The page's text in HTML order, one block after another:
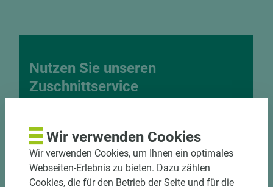
Nutzen Sie unseren
Zuschnittservice
Hohe und präzise Leistung durch
halbautomatische Beschickung
Einzelteiletikettierung auf Wunsch möglich
Materialschonende und kundengerechte
Wir verwenden Cookies
Wir verwenden Cookies, um Ihnen ein optimales
Webseiten-Erlebnis zu bieten. Dazu zählen
Cookies, die für den Betrieb der Seite und für die